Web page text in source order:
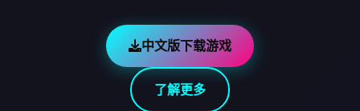
中文版下载游戏
了解更多